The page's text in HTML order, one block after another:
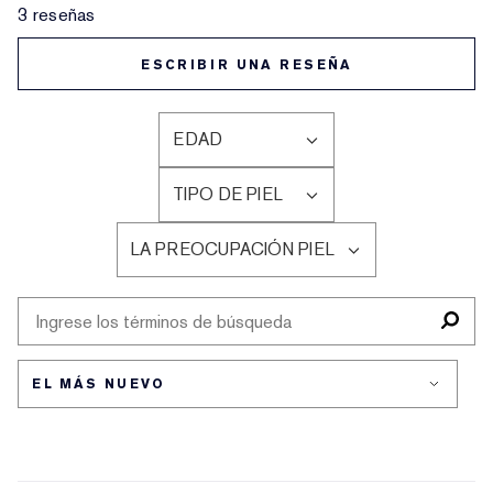
3 reseñas
ESCRIBIR UNA RESEÑA
EDAD
FILTRAR
RESEÑAS
POR
EDAD
TIPO DE PIEL
FILTRAR
RESEÑAS
POR
TIPO
DE
PIEL
LA PREOCUPACIÓN PIEL
FILTRAR
RESEÑAS
LA
PIEL